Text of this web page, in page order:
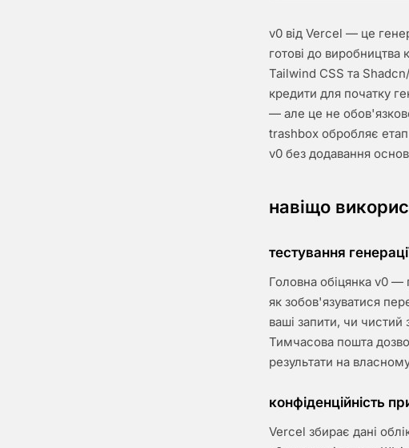
v0 від Vercel — це
готові до виробництва
Tailwind CSS та
кредити для початку
— але це не
trashbox обробляє етап
v0 без додавання
навіщо
тестування
Головна обіцянка v0 —
як зобов'язуватися
ваші запити, чи чистий
Тимчасова пошта
результати на
конфіденційність
Vercel збирає дані